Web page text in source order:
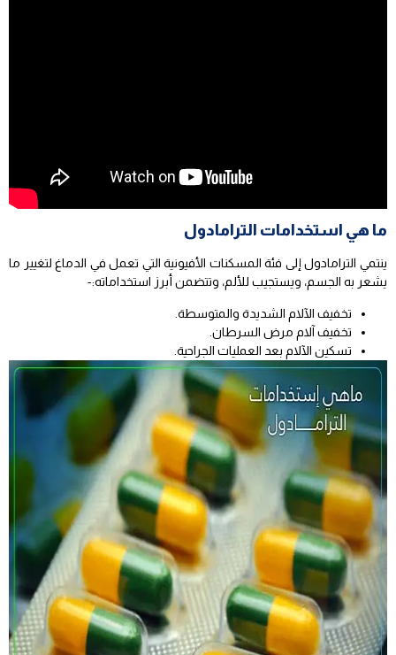
ما هي استخدامات الترامادول
ينتمي الترامادول إلى فئة المسكنات الأفيونية التي تعمل في الدماغ لتغيير ما
يشعر به الجسم، ويستجيب للألم، وتتضمن أبرز استخداماته:-
تخفيف الآلام الشديدة والمتوسطة.
تخفيف آلام مرض السرطان.
تسكين الآلام بعد العمليات الجراحية.